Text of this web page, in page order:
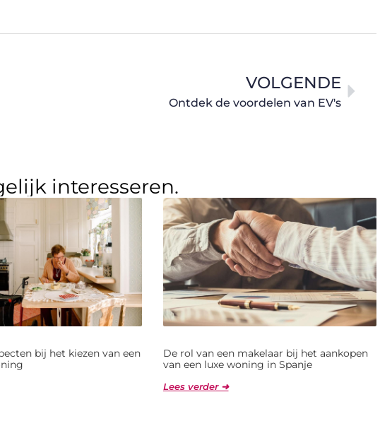
VOLGENDE
Ontdek de voordelen van EV's
interesseren.
bij het kiezen van een
De rol van een makelaar bij het aankopen
van een luxe woning in Spanje
Lees verder ➜